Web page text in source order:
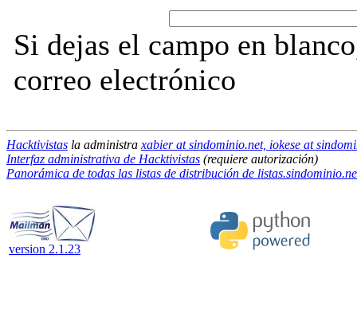
Si dejas el campo en
correo electrónico
Hacktivistas la administra xabier at sindominio.net, iokese at
Interfaz administrativa de Hacktivistas (requiere autorización)
Panorámica de todas las listas de distribución de
version 2.1.23